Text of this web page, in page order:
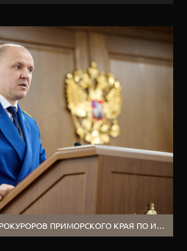
ЗАСЕДАНИЕ КОЛЛЕГИИ ПРОКУРОРОВ ПРИМОРСКОГО КРАЯ ПО ИТОГАМ ГОДА